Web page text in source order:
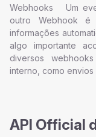
Webhooks Um
outro Webhook é
informações
algo importante
diversos
interno, como envios
API Official